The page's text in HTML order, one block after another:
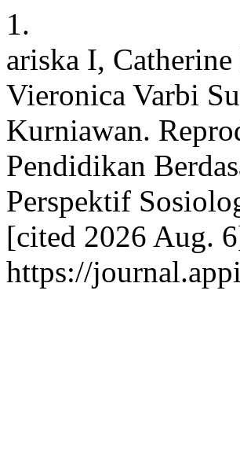
1.
ariska I,
Vieronica Varbi
Kurniawan.
Pendidikan
Perspektif
[cited 2026 Aug.
https://